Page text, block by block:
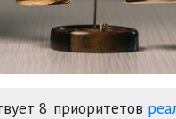
8 приоритетов